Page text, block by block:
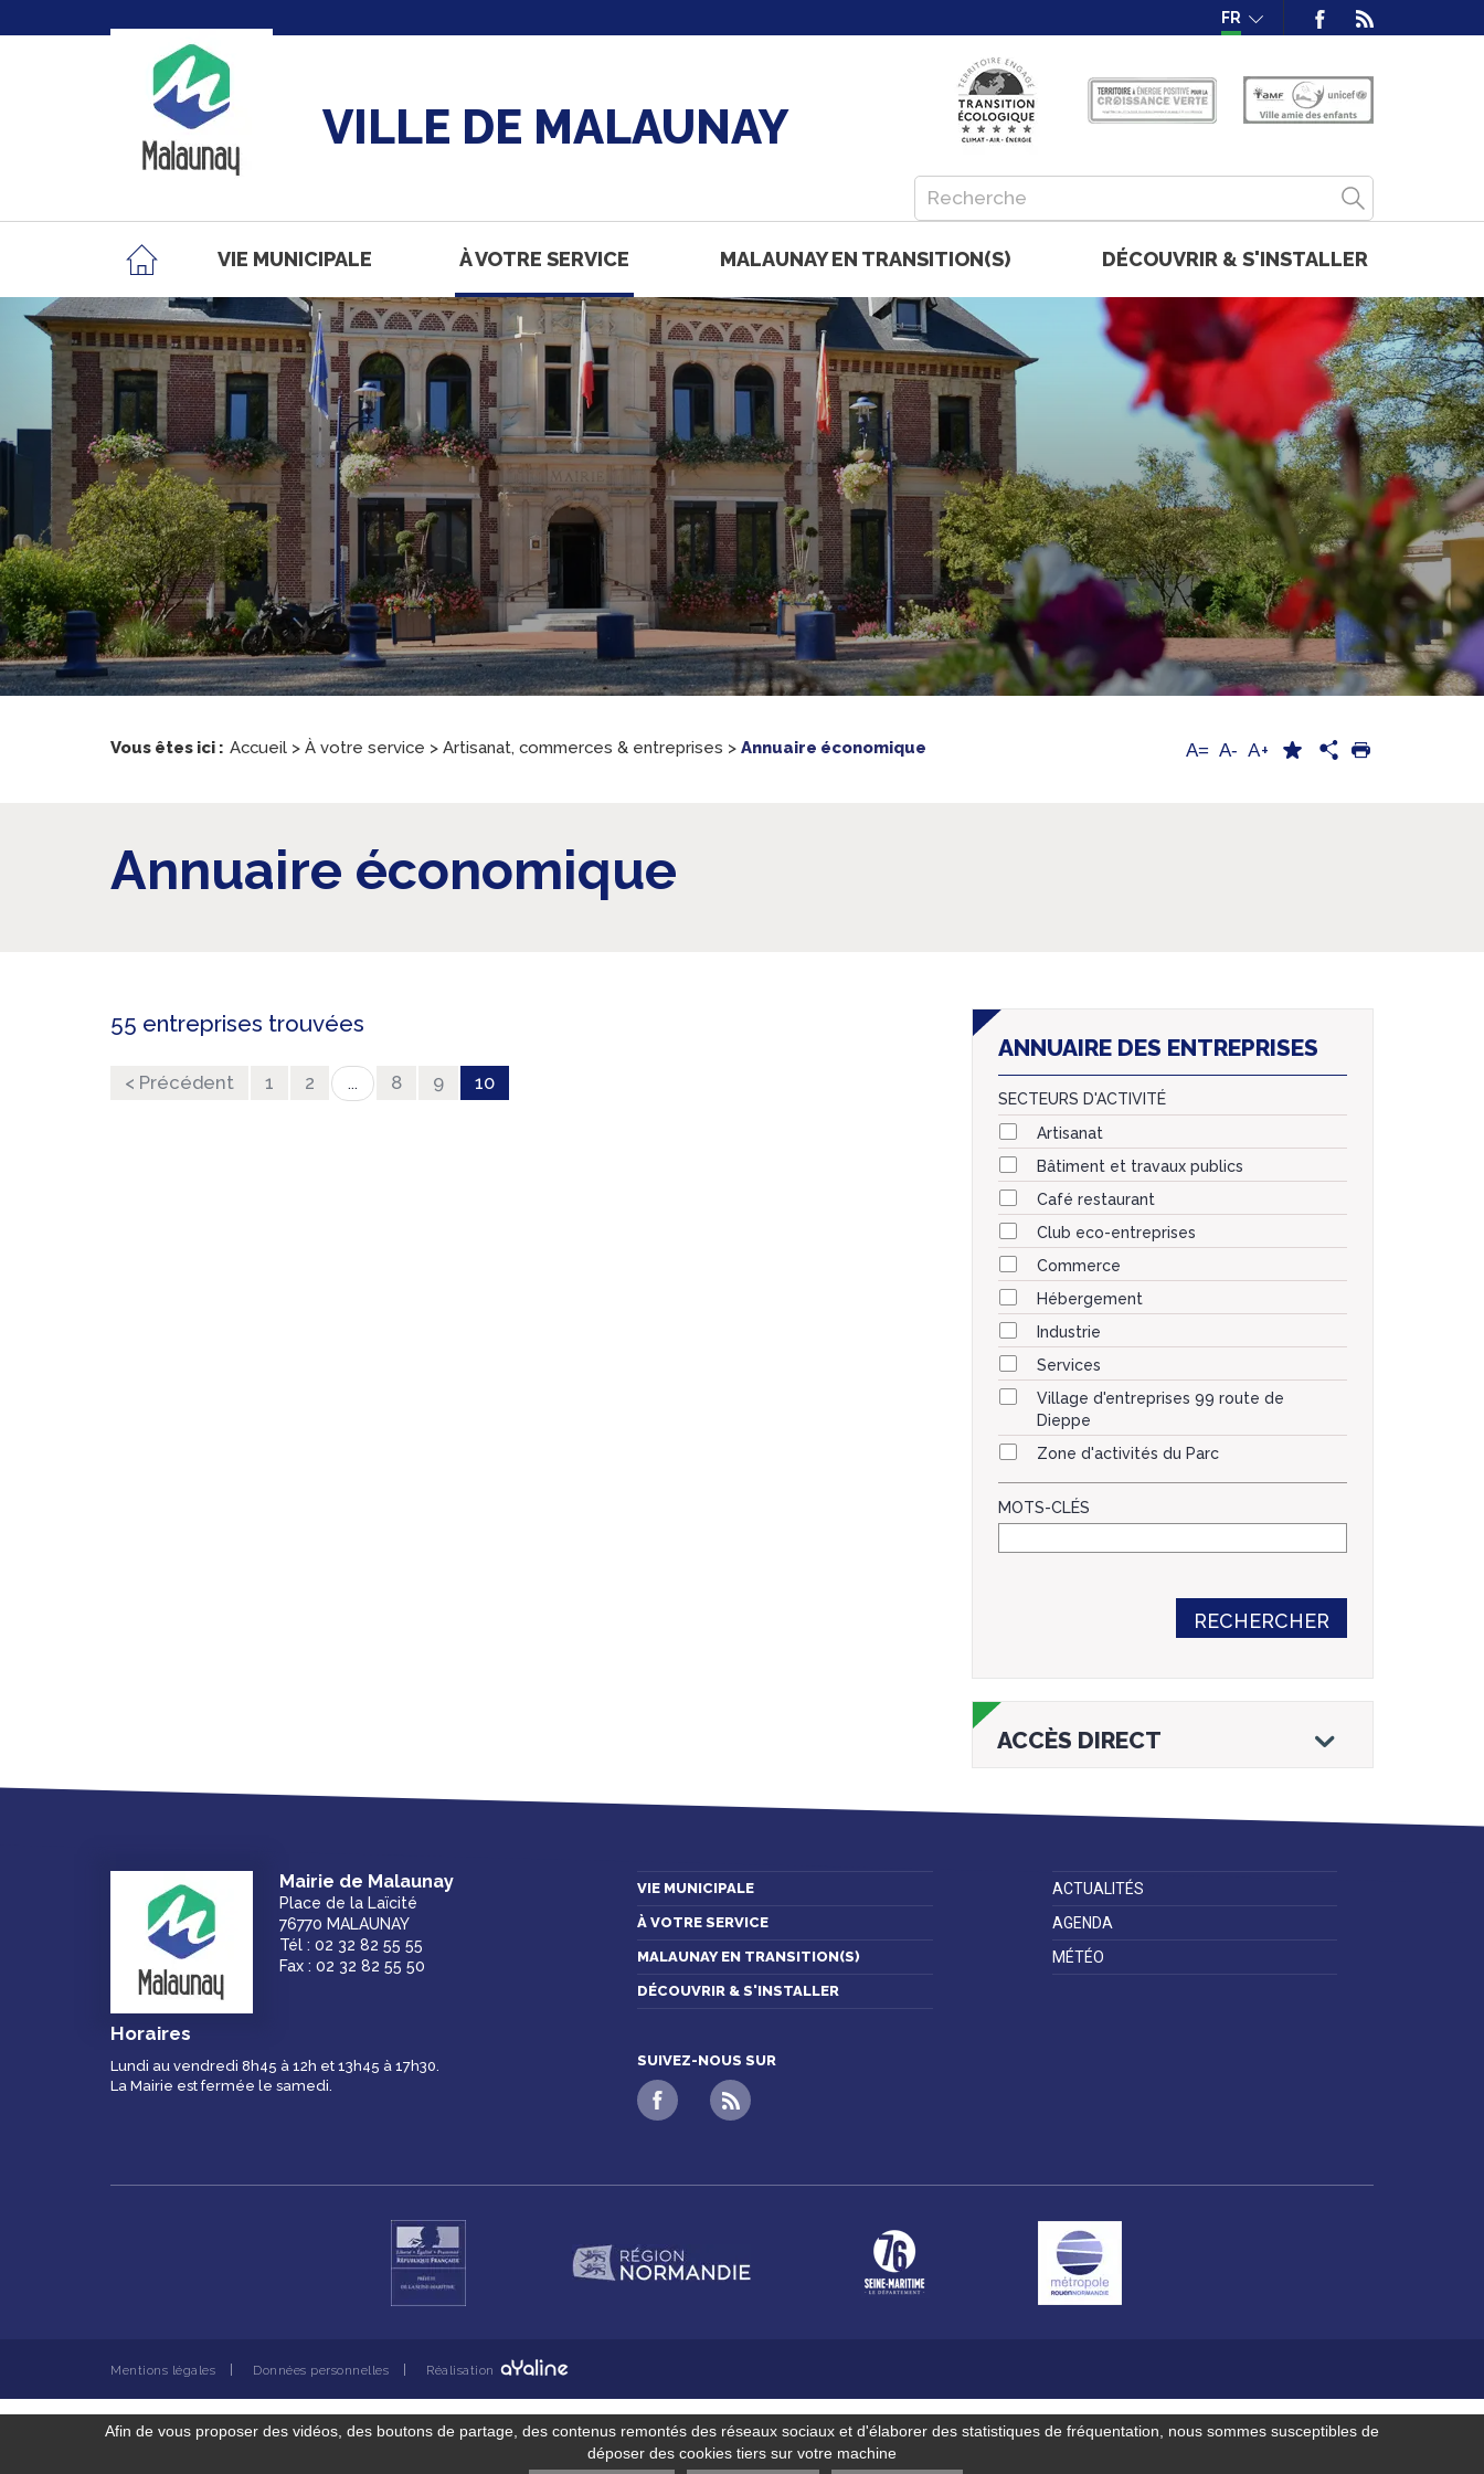
FR
VILLE DE MALAUNAY
VIE MUNICIPALE À VOTRE SERVICE MALAUNAY EN TRANSITION(S) DÉCOUVRIR & S'INSTALLER
Vous êtes ici : Accueil > À votre service > Artisanat, commerces & entreprises > Annuaire économique A= A- A+
Annuaire économique
55 entreprises trouvées
< Précédent 1 2 ... 8 9 10
ANNUAIRE DES ENTREPRISES
SECTEURS D'ACTIVITÉ
Artisanat
Bâtiment et travaux publics
Café restaurant
Club eco-entreprises
Commerce
Hébergement
Industrie
Services
Village d'entreprises 99 route de
Dieppe
Zone d'activités du Parc
MOTS-CLÉS
RECHERCHER
ACCÈS DIRECT
démarches
Mairie de Malaunay
Place de la Laïcité
76770 MALAUNAY
Tél : 02 32 82 55 55
Fax : 02 32 82 55 50
Horaires
Lundi au vendredi 8h45 à 12h et 13h45 à 17h30.
La Mairie est fermée le samedi.
VIE MUNICIPALE
À VOTRE SERVICE
MALAUNAY EN TRANSITION(S)
DÉCOUVRIR & S'INSTALLER
SUIVEZ-NOUS SUR
ACTUALITÉS
AGENDA
MÉTÉO
Mentions légales Données personnelles Réalisation
Afin de vous proposer des vidéos, des boutons de partage, des contenus remontés des réseaux sociaux et d'élaborer des statistiques de fréquentation, nous sommes susceptibles de
déposer des cookies tiers sur votre machine